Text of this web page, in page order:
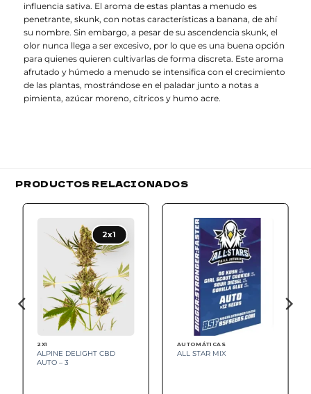
influencia sativa. El aroma de estas plantas a menudo es
penetrante, skunk, con notas características a banana, de ahí
su nombre. Sin embargo, a pesar de su ascendencia skunk, el
olor nunca llega a ser excesivo, por lo que es una buena opción
para quienes quieren cultivarlas de forma discreta. Este aroma
afrutado y húmedo a menudo se intensifica con el crecimiento
de las plantas, mostrándose en el paladar junto a notas a
pimienta, azúcar moreno, cítricos y humo acre.
PRODUCTOS RELACIONADOS
2x1
wishlist
2X1
ALPINE DELIGHT CBD
AUTO – 3
wishlist
AUTOMÁTICAS
ALL STAR MIX